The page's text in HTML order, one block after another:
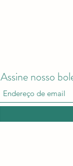
Assine nosso